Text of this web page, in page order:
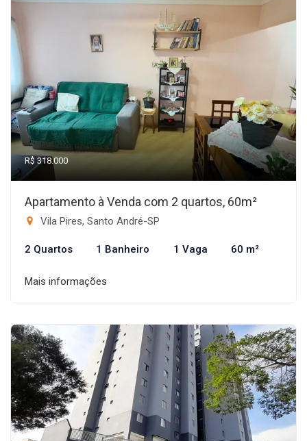
R$ 318.000
Apartamento à Venda com 2 quartos, 60m²
Vila Pires, Santo André-SP
2 Quartos 1 Banheiro 1 Vaga 60 m²
Mais informações